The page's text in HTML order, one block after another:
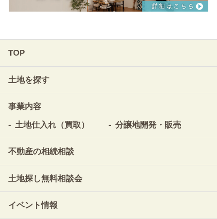
TOP
土地を探す
事業内容
土地仕入れ（買取）
分譲地開発・販売
不動産の相続相談
土地探し無料相談会
イベント情報